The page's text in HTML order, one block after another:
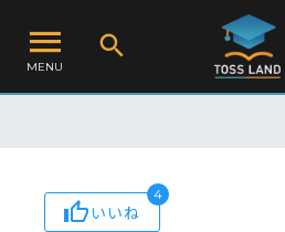
MENU
いいね
4